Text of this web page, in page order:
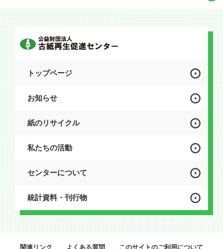
トップページ
お知らせ
紙のリサイクル
私たちの活動
センターについて
統計資料・刊行物
関連リンク よくある質問 このサイトのご利用について